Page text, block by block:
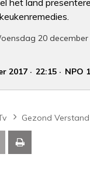
het land
20 december
2017
22:15 NPO 1
Gezond Verstand